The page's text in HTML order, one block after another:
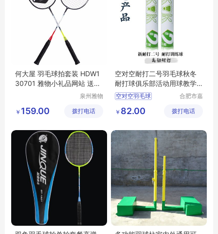
何大屋 羽毛球拍套装 HDW1
30701 雅物小礼品网站 送长
辈健身礼物 MY-ACJJ-（T）
泉州雅物
公司
￥ 159.00 拨打电话
空对空耐打二号羽毛球秋冬
耐打球俱乐部活动用球教学
训练用球
空对空羽毛球
训练羽毛球
合肥市嘉
育用品有
￥ 82.00 拨打电话